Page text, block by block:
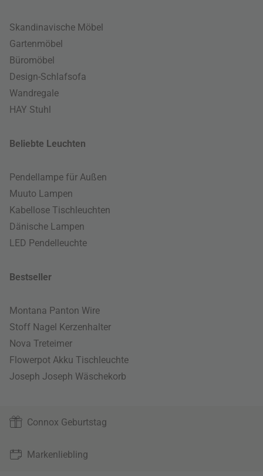
Skandinavische Möbel
Gartenmöbel
Büromöbel
Design-Schlafsofa
Wandregale
HAY Stuhl
Beliebte Leuchten
Pendellampe für Außen
Muuto Lampen
Kabellose Tischleuchten
Dänische Lampen
LED Pendelleuchte
Bestseller
Montana Panton Wire
Stoff Nagel Kerzenhalter
Nova Treteimer
Flowerpot Akku Tischleuchte
Joseph Joseph Wäschekorb
Connox Geburtstag
Markenliebling